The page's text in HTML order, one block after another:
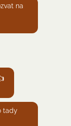
na
tady